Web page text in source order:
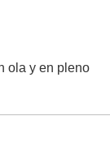
ola y en pleno